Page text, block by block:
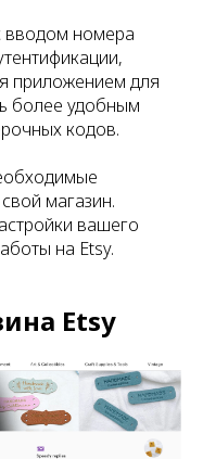
вводом номера
приложением для
более удобным
кодов.
магазин.
вашего
на Etsy.
Etsy